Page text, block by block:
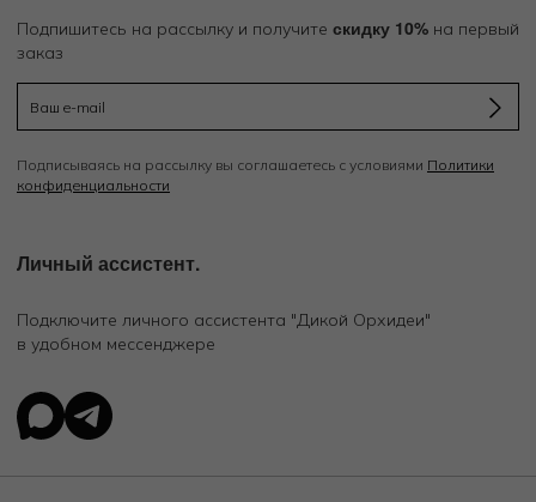
Подпишитесь на рассылку и получите скидку 10% на первый
заказ
Подписываясь на рассылку вы соглашаетесь с условиями Политики
конфиденциальности
Личный ассистент.
Подключите личного ассистента "Дикой Орхидеи"
в удобном мессенджере